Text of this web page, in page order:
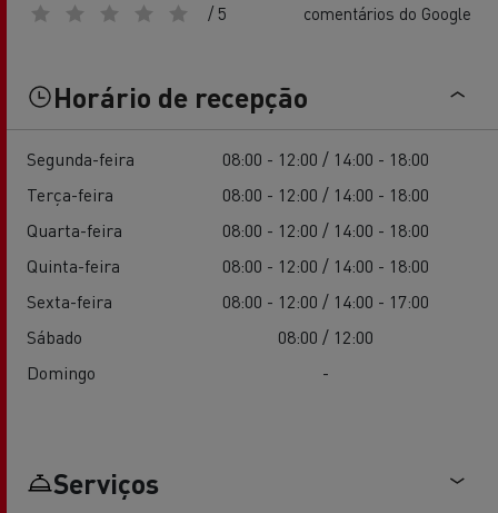
/ 5 comentários do Google
Horário de recepção
Segunda-feira
08:00 - 12:00 / 14:00 - 18:00
Terça-feira
08:00 - 12:00 / 14:00 - 18:00
Quarta-feira
08:00 - 12:00 / 14:00 - 18:00
Quinta-feira
08:00 - 12:00 / 14:00 - 18:00
Sexta-feira
08:00 - 12:00 / 14:00 - 17:00
Sábado
08:00 / 12:00
Domingo
-
Serviços